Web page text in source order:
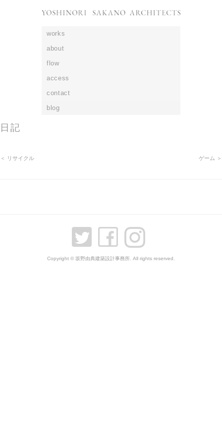
works
about
flow
access
contact
blog
日記
＜ リサイクル ゲーム ＞
Copyright © 坂野由典建築設計事務所. All rights reserved.